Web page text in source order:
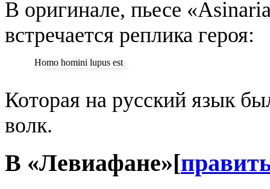
В оригинале, пьесе
встречается реплика героя:
Homo homini lupus est
Которая на русский язык
волк.
В «Левиафане» [